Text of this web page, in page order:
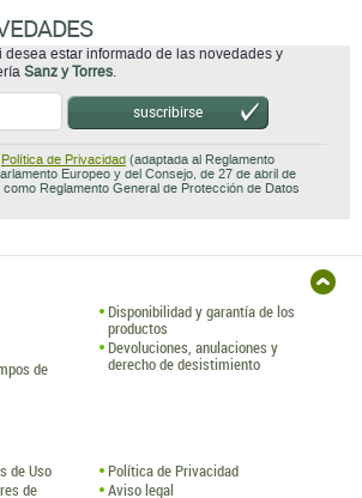
desea estar informado de las novedades y
Sanz y Torres.
suscribirse
Política de Privacidad (adaptada al Reglamento
Europeo y del Consejo, de 27 de abril de
Reglamento General de Protección de Datos
de
Disponibilidad y garantía de los
productos
Devoluciones, anulaciones y
derecho de desistimiento
de Uso
de
Política de Privacidad
Aviso legal